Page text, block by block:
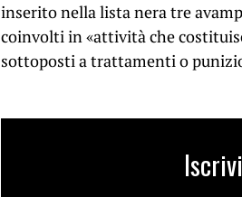
inserito nella lista nera tre
coinvolti in «attività che
sottoposti a trattamenti o